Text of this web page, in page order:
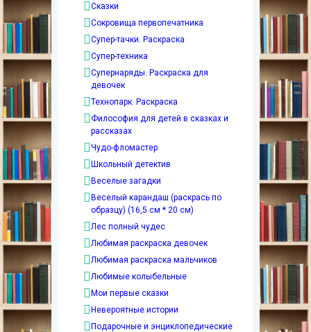
Сказки
Сокровища первопечатника
Супер-тачки. Раскраска
Супер-техника
Супернаряды. Раскраска для
девочек
Технопарк. Раскраска
Философия для детей в сказках и
рассказах
Чудо-фломастер
Школьный детектив
Веселые загадки
Веселый карандаш (раскрась по
образцу) (16,5 см * 20 см)
Лес полный чудес
Любимая раскраска девочек
Любимая раскраска мальчиков
Любимые колыбельные
Мои первые сказки
Невероятные истории
Подарочные и энциклопедические